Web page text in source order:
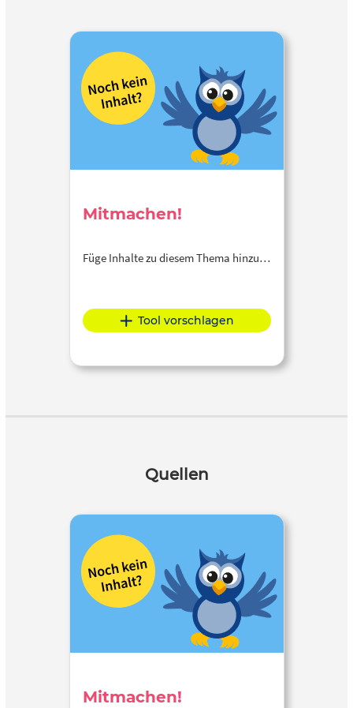
Mitmachen!
Füge Inhalte zu diesem Thema hinzu…
Tool vorschlagen
Quellen
Mitmachen!